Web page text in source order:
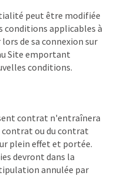
peut être modifiée
conditions applicables à
de sa connexion sur
Site emportant
conditions.
contrat n'entraînera
contrat ou du contrat
plein effet et portée.
devront dans la
annulée par